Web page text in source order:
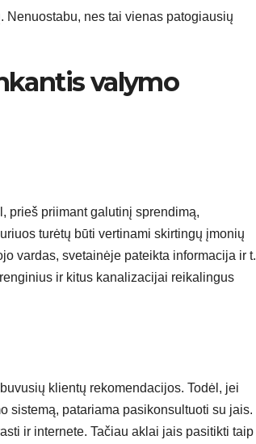
nes tai vienas patogiausių
valymo
prieš priimant galutinį sprendimą,
turėtų būti vertinami skirtingų įmonių
vardas, svetainėje pateikta informacija ir t.
ir kitus kanalizacijai reikalingus
klientų rekomendacijos. Todėl, jei
sistemą, patariama pasikonsultuoti su jais.
ir internete. Tačiau aklai jais pasitikti taip